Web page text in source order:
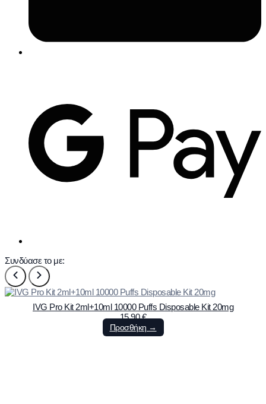
Συνδύασε το με:
IVG Pro Kit 2ml+10ml 10000 Puffs Disposable Kit 20mg
15,90€
Προσθήκη →